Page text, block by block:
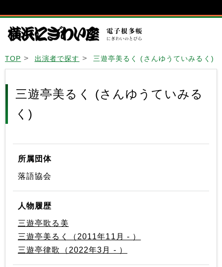
TOP 出演者で探す 三遊亭美るく (さんゆうていみるく)
三遊亭美るく (さんゆうていみる
く)
所属団体
落語協会
人物履歴
三遊亭歌る美
三遊亭美るく（2011年11月 - ）
三遊亭律歌（2022年3月 - ）